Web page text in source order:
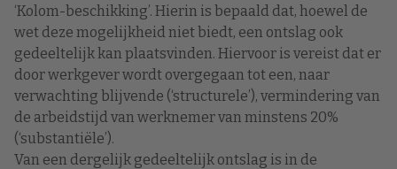
‘Kolom-beschikking’. Hierin is bepaald dat, hoewel de
wet deze mogelijkheid niet biedt, een ontslag ook
gedeeltelijk kan plaatsvinden. Hiervoor is vereist dat er
door werkgever wordt overgegaan tot een, naar
verwachting blijvende (‘structurele’), vermindering van
de arbeidstijd van werknemer van minstens 20%
(‘substantiële’).
Van een dergelijk gedeeltelijk ontslag is in de